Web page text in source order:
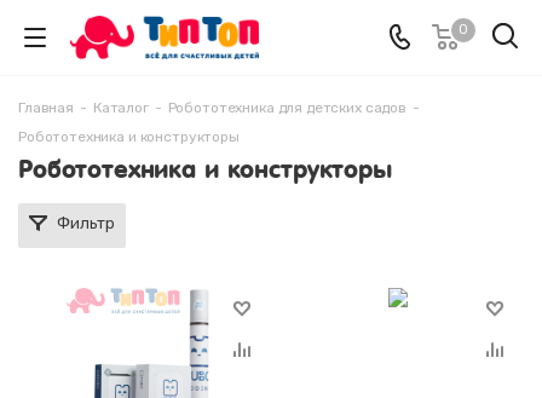
0
Главная - Каталог - Робототехника для детских садов -
Робототехника и конструкторы
Робототехника и конструкторы
Фильтр